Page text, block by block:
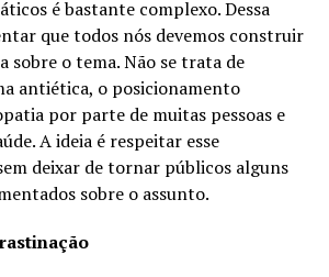
é bastante complexo. Dessa
que todos nós devemos construir
sobre o tema. Não se trata de
antiética, o posicionamento
por parte de muitas pessoas e
A ideia é respeitar esse
deixar de tornar públicos alguns
sobre o assunto.